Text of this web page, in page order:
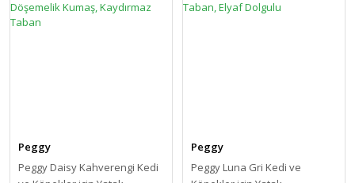
Peggy
Peggy Daisy Kahverengi Kedi
Peggy
Peggy Luna Gri Kedi ve